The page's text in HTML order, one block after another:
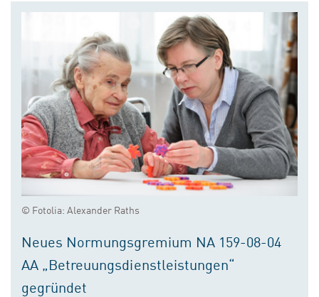
© Fotolia: Alexander Raths
Neues Normungsgremium NA 159-08-04
AA „Betreuungsdienstleistungen“
gegründet